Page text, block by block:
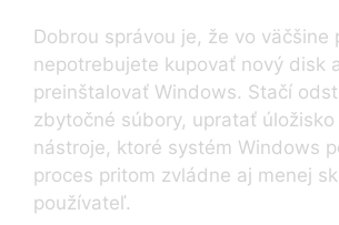
Dobrou správou je, že vo väčšine
nepotrebujete kupovať nový disk
preinštalovať Windows. Stačí
zbytočné súbory, upratať
nástroje, ktoré systém Windows
proces pritom zvládne aj menej
používateľ.